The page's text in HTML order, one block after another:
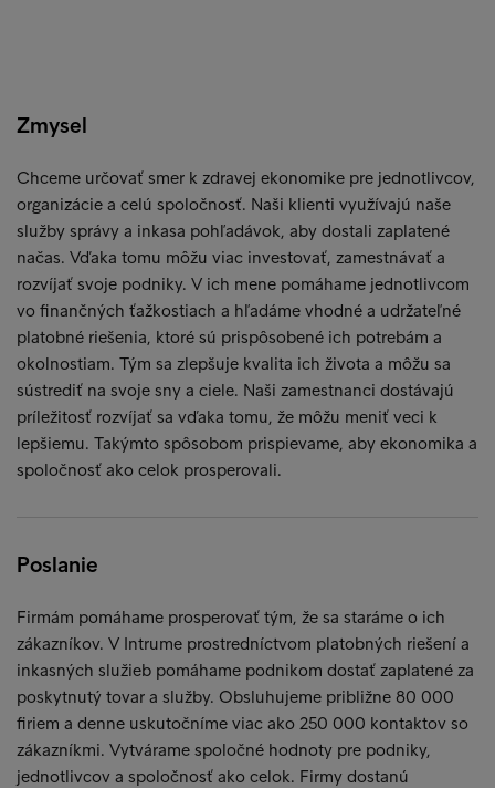
Zmysel
Chceme určovať smer k zdravej ekonomike pre jednotlivcov,
organizácie a celú spoločnosť. Naši klienti využívajú naše
služby správy a inkasa pohľadávok, aby dostali zaplatené
načas. Vďaka tomu môžu viac investovať, zamestnávať a
rozvíjať svoje podniky. V ich mene pomáhame jednotlivcom
vo finančných ťažkostiach a hľadáme vhodné a udržateľné
platobné riešenia, ktoré sú prispôsobené ich potrebám a
okolnostiam. Tým sa zlepšuje kvalita ich života a môžu sa
sústrediť na svoje sny a ciele. Naši zamestnanci dostávajú
príležitosť rozvíjať sa vďaka tomu, že môžu meniť veci k
lepšiemu. Takýmto spôsobom prispievame, aby ekonomika a
spoločnosť ako celok prosperovali.
Poslanie
Firmám pomáhame prosperovať tým, že sa staráme o ich
zákazníkov. V Intrume prostredníctvom platobných riešení a
inkasných služieb pomáhame podnikom dostať zaplatené za
poskytnutý tovar a služby. Obsluhujeme približne 80 000
firiem a denne uskutočníme viac ako 250 000 kontaktov so
zákazníkmi. Vytvárame spoločné hodnoty pre podniky,
jednotlivcov a spoločnosť ako celok. Firmy dostanú